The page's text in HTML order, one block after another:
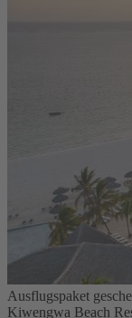
Ausflugspaket
Kiwengwa Beach